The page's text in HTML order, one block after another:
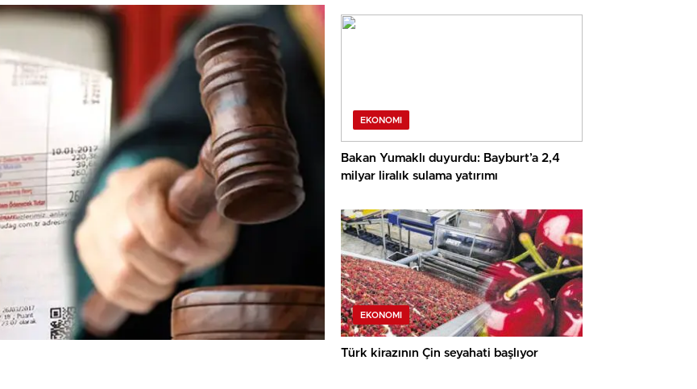
EKONOMI
Bakan Yumaklı duyurdu: Bayburt’a 2,4
milyar liralık sulama yatırımı
EKONOMI
Türk kirazının Çin seyahati başlıyor